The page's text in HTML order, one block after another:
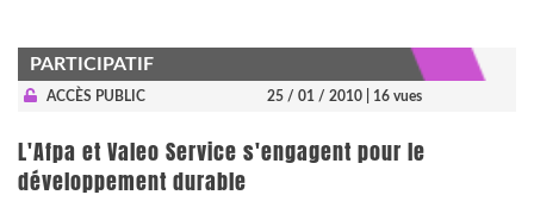
PARTICIPATIF
ACCÈS PUBLIC 25 / 01 / 2010 | 16 vues
L'Afpa et Valeo Service s'engagent pour le
développement durable